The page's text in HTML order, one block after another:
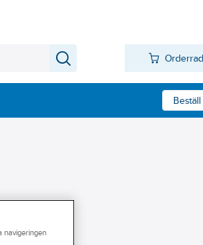
navigeringen